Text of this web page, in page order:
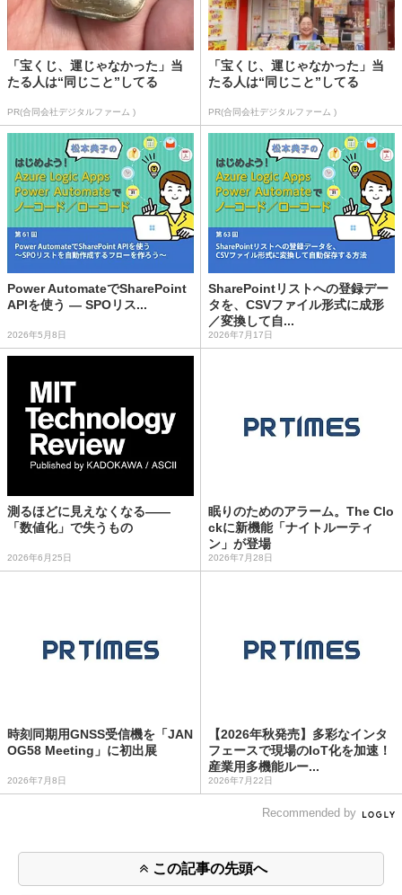
「宝くじ、運じゃなかった」当
たる人は“同じこと”してる
PR(合同会社デジタルファーム )
「宝くじ、運じゃなかった」当
たる人は“同じこと”してる
PR(合同会社デジタルファーム )
Power AutomateでSharePoint
APIを使う ― SPOリス...
2026年5月8日
SharePointリストへの登録デー
タを、CSVファイル形式に成形
／変換して自...
2026年7月17日
測るほどに見えなくなる——
「数値化」で失うもの
2026年6月25日
眠りのためのアラーム。The Clo
ckに新機能「ナイトルーティ
ン」が登場
2026年7月28日
時刻同期用GNSS受信機を「JAN
OG58 Meeting」に初出展
2026年7月8日
【2026年秋発売】多彩なインタ
フェースで現場のIoT化を加速！
産業用多機能ルー...
2026年7月22日
Recommended by
この記事の先頭へ